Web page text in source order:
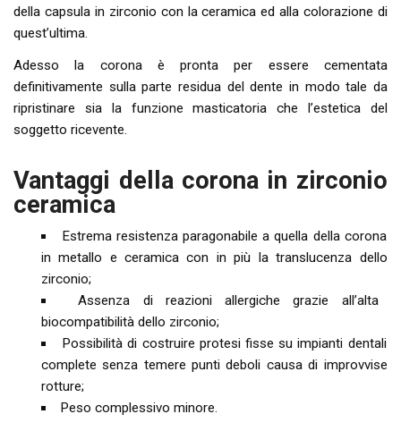
della capsula in zirconio con la ceramica ed alla colorazione di
quest’ultima.
Adesso la corona è pronta per essere cementata
definitivamente sulla parte residua del dente in modo tale da
ripristinare sia la funzione masticatoria che l’estetica del
soggetto ricevente.
Vantaggi della corona in zirconio
ceramica
Estrema resistenza paragonabile a quella della corona
in metallo e ceramica con in più la translucenza dello
zirconio;
Assenza di reazioni allergiche grazie all’alta
biocompatibilità dello zirconio;
Possibilità di costruire protesi fisse su impianti dentali
complete senza temere punti deboli causa di improvvise
rotture;
Peso complessivo minore.